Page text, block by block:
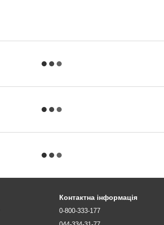
Контактна інформація
0-800-333-177